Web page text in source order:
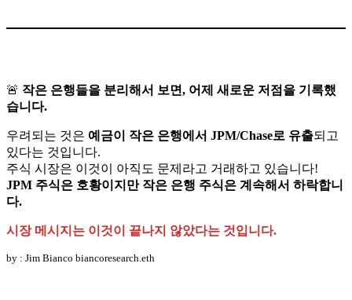
🚨 작은 은행들을 분리해서 보면, 어제 새로운 저점을 기록했
습니다.
우려되는 것은 예금이 작은 은행에서 JPM/Chase로 유출되고
있다는 것입니다.
주식 시장은 이것이 아직도 문제라고 거래하고 있습니다!
JPM 주식은 호황이지만 작은 은행 주식은 계속해서 하락합니
다.
시장 메시지는 이것이 끝나지 않았다는 것입니다.
by : Jim Bianco biancoresearch.eth